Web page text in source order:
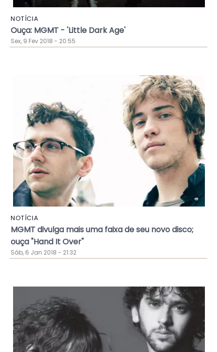
NOTÍCIA
Ouça: MGMT - 'Little Dark Age'
Sex, 9 Fev 2018 - 20:55
NOTÍCIA
MGMT divulga mais uma faixa de seu novo disco;
ouça "Hand It Over"
Sáb, 6 Jan 2018 - 21:32